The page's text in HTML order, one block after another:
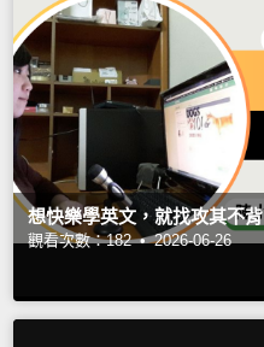
想快樂學英文，就找攻其不背
觀看次數：182 • 2026-06-26